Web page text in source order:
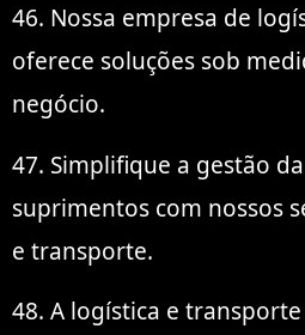
46. Nossa empresa de
oferece soluções sob
negócio.
47. Simplifique a gestão
suprimentos com nossos
e transporte.
48. A logística e